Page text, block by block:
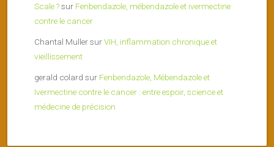
Scale ?sur Fenbendazole, mébendazole et ivermectine
contre le cancer
Chantal MullersurVIH, inflammation chronique et
vieillissement
gerald colard sur Fenbendazole, Mébendazole et
Ivermectine contre le cancer : entre espoir, science et
médecine de précision